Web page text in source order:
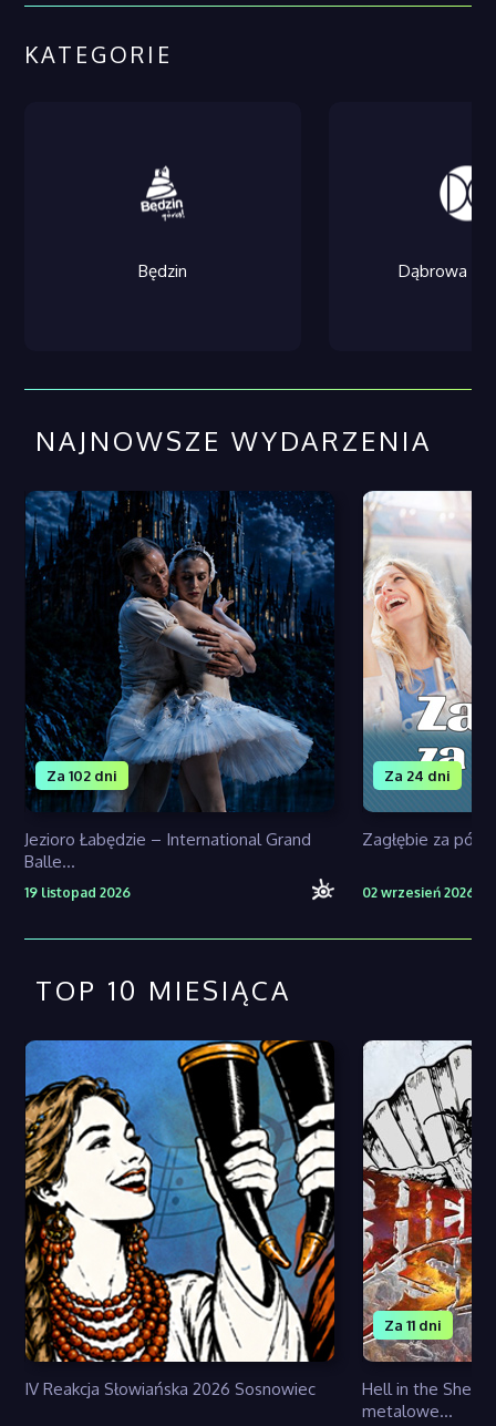
KATEGORIE
Będzin Dąbrowa
NAJNOWSZE WYDARZENIA
Jezioro Łabędzie – International Grand
Balle...
Za 102 dni
19 listopad 2026
Zagłębie za pół
Za 24 dni
02 wrzesień 2026
TOP 10 MIESIĄCA
IV Reakcja Słowiańska 2026 Sosnowiec
Hell in the Shell
metalowe...
Za 11 dni